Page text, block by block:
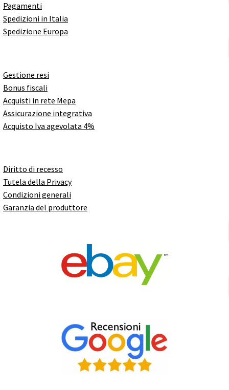
Pagamenti
Spedizioni in Italia
Spedizione Europa
Gestione resi
Bonus fiscali
Acquisti in rete Mepa
Assicurazione integrativa
Acquisto Iva agevolata 4%
Diritto di recesso
Tutela della Privacy
Condizioni generali
Garanzia del produttore